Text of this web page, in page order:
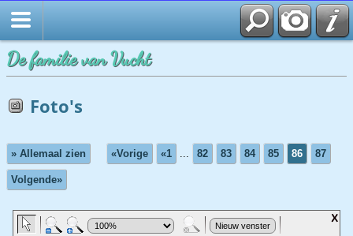
Startpagina
De familie van Vucht
Foto's
» Allemaal zien «Vorige «1 ... 82 83 84 85 86 87
Volgende»